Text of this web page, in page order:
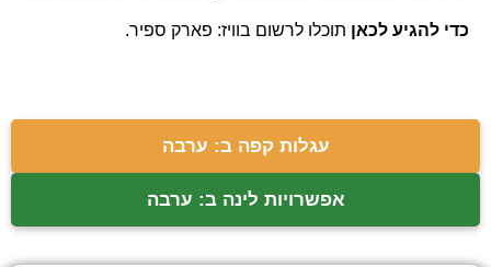
כדי להגיע לכאן תוכלו לרשום בוויז: פארק ספיר.
עגלות קפה ב: ערבה
אפשרויות לינה ב: ערבה